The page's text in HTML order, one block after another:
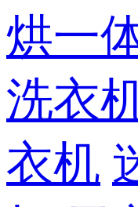
烘一
洗衣
衣机